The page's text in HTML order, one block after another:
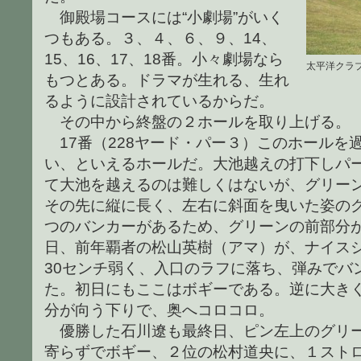
太平洋クラ
御殿場コースには“小劇場”がいく
つもある。３、４、６、９、14、
15、16、17、18番。小々劇場なら
もつとある。ドラマが生れる、生れ
るように設計されているからだ。
その中から終盤の２ホールを取り上げる。
17番（228ヤード・パー３）このホールを
い、といえるホールだ。大池越えの打下しパ
て大池を越えるのは難しくはないが、グリー
その先に縦に長く、左右に斜面を曳いた姿の
つのバンカーがあるため、グリーンの前部分
日、前年覇者の松山英樹（アマ）が、ナイス
30センチ弱く、入口のラフに落ち、弾みでバ
た。初日にもここはボギーである。逆に大き
分が向う下りで、奥へコロコロ。
優勝した石川遼も最終日、ピン左上のグリ
寄らずでボギー、２位の松村道央に、１スト